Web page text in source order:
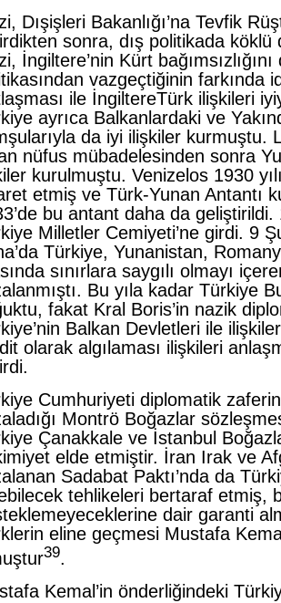
Dışişleri Bakanlığı’na Tevfik
sonra, dış politikada köklü
İngiltere’nin Kürt
vazgeçtiğinin farkında
ile İngiltereTürk ilişkileri
ayrıca Balkanlardaki ve
da iyi ilişkiler kurmuştu.
nüfus mübadelesinden sonra
kurulmuştu. Venizelos 1930
etmiş ve Türk-Yunan Antantı
bu antant daha da geliştirildi.
Milletler Cemiyeti’ne girdi. 9
Türkiye, Yunanistan,
sınırlara saygılı olmayı
Bu yıla kadar Türkiye
fakat Kral Boris’in nazik
Balkan Devletleri ile
olarak algılaması ilişkileri
Cumhuriyeti diplomatik
Montrö Boğazlar
Çanakkale ve İstanbul
elde etmiştir. İran Irak ve
Sadabat Paktı’nda da
tehlikeleri bertaraf etmiş,
dair garanti
eline geçmesi Mustafa
39.
Kemal’in önderliğindeki